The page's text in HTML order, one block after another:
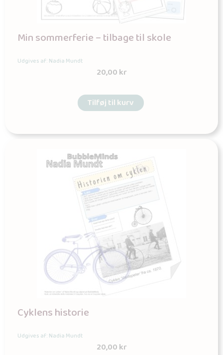
Min sommerferie – tilbage til skole
Udgives af: Nadia Mundt
20,00kr
Tilføj til kurv
Cyklens historie
Udgives af: Nadia Mundt
20,00kr